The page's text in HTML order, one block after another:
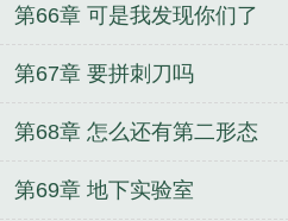
第66章 可是我发现你们了
第67章 要拼刺刀吗
第68章 怎么还有第二形态
第69章 地下实验室